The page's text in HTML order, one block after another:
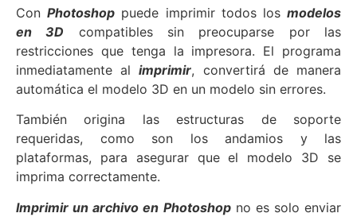
ConPhotoshop puede imprimir todos losmodelos
en 3D
compatibles sin preocuparse por las
restricciones que tenga la impresora. El programa
inmediatamente alimprimir, convertirá de manera
automática el modelo 3D en un modelo sin errores.
También origina las estructuras de soporte
requeridas, como son los andamios y las
plataformas, para asegurar que el modelo 3D se
imprima correctamente.
Imprimir un archivo en Photoshopno es solo enviar